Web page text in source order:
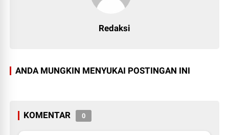
Redaksi
ANDA MUNGKIN MENYUKAI POSTINGAN INI
KOMENTAR 0